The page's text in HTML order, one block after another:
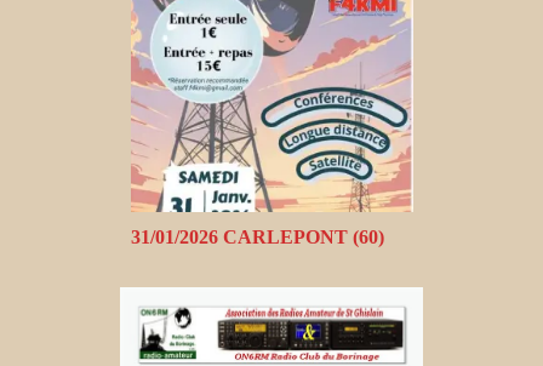
31/01/2026 CARLEPONT (60)